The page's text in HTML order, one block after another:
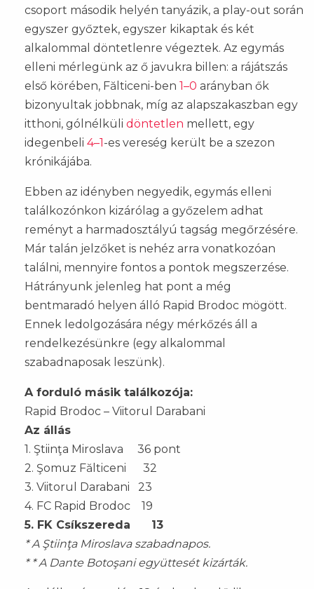
csoport második helyén tanyázik, a play-out során
egyszer győztek, egyszer kikaptak és két
alkalommal döntetlenre végeztek. Az egymás
elleni mérlegünk az ő javukra billen: a rájátszás
első körében, Fălticeni-ben 1–0 arányban ők
bizonyultak jobbnak, míg az alapszakaszban egy
itthoni, gólnélküli döntetlen mellett, egy
idegenbeli 4–1-es vereség került be a szezon
krónikájába.
Ebben az idényben negyedik, egymás elleni
találkozónkon kizárólag a győzelem adhat
reményt a harmadosztályú tagság megőrzésére.
Már talán jelzőket is nehéz arra vonatkozóan
találni, mennyire fontos a pontok megszerzése.
Hátrányunk jelenleg hat pont a még
bentmaradó helyen álló Rapid Brodoc mögött.
Ennek ledolgozására négy mérkőzés áll a
rendelkezésünkre (egy alkalommal
szabadnaposak leszünk).
A forduló másik találkozója:
Rapid Brodoc – Viitorul Darabani
Az állás
1. Ştiinţa Miroslava 36 pont
2. Şomuz Fălticeni 32
3. Viitorul Darabani 23
4. FC Rapid Brodoc 19
5. FK Csíkszereda 13
* A Ştiinţa Miroslava szabadnapos.
* * A Dante Botoşani együttesét kizárták.